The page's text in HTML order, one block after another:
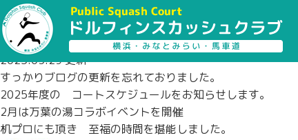
ドルフィンスカッシュクラブ
BLOG
2025年2月＆3月＆4月のコートスケジュールです
2025.03.29 更新
すっかりブログの更新を忘れておりました。
2025年度の コートスケジュールをお知らせします。
2月は万葉の湯コラボイベントを開催
机プロにも頂き 至福の時間を堪能しました。